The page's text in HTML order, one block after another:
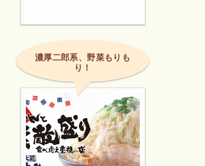
濃厚二郎系、野菜もりも
り！